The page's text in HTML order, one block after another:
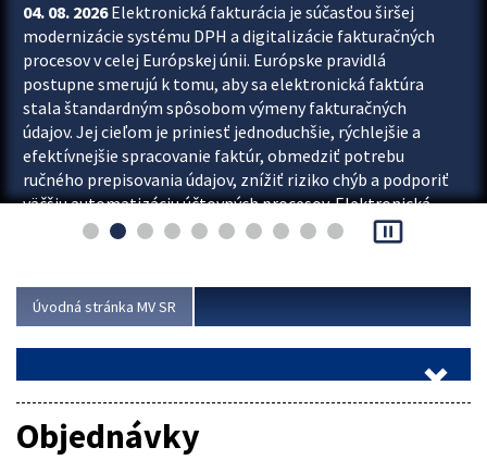
04. 08. 2026Elektronická fakturácia je súčasťou širšej
modernizácie systému DPH a digitalizácie fakturačných
procesov v celej Európskej únii. Európske pravidlá
postupne smerujú k tomu, aby sa elektronická faktúra
stala štandardným spôsobom výmeny fakturačných
údajov. Jej cieľom je priniesť jednoduchšie, rýchlejšie a
efektívnejšie spracovanie faktúr, obmedziť potrebu
ručného prepisovania údajov, znížiť riziko chýb a podporiť
väčšiu automatizáciu účtovných procesov. Elektronická
fakturácia preto nepredstavuje...
pause_presentation
Úvodná stránka MV SR
Objednávky